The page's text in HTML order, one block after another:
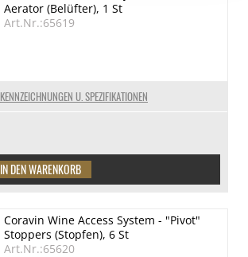
KENNZEICHNUNGEN U. SPEZIFIKATIONEN
Aerator (Belüfter), 1 St
Art.Nr.:65619
Coravin Wine Access System - "Pivot"
Stoppers (Stopfen), 6 St
Art.Nr.:65620